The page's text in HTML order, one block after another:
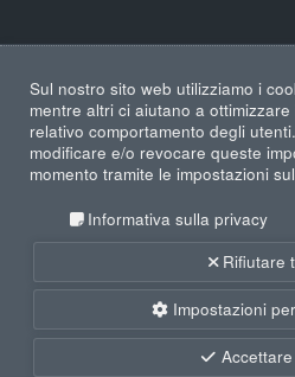
Sul nostro sito web utilizziamo i
mentre altri ci aiutano a
relativo comportamento degli
modificare e/o revocare queste
momento tramite le impostazioni
Informativa sulla privacy
Rifiutare
Impostazioni